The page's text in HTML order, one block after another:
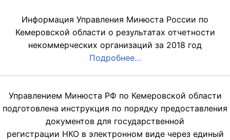
Информация Управления Минюста России по
Кемеровской области о результатах отчетности
некоммерческих организаций за 2018 год
Подробнее…
Управлением Минюста РФ по Кемеровской области
подготовлена инструкция по порядку предоставления
документов для государственной
регистрации НКО в электронном виде через единый